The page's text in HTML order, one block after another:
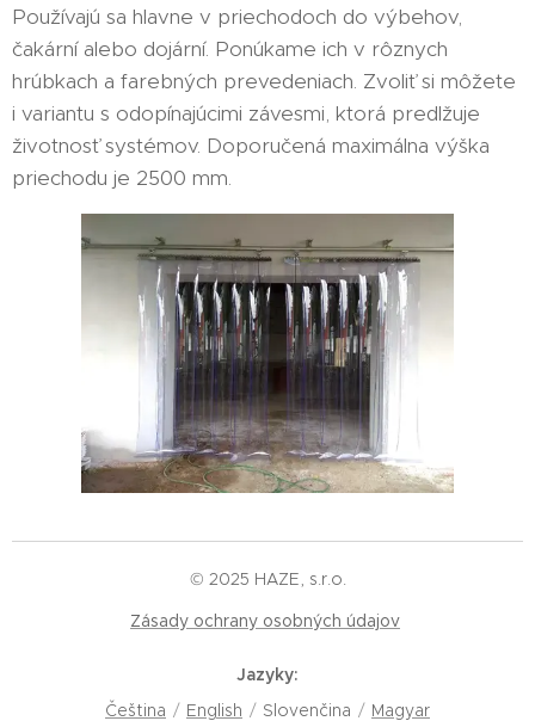
Používajú sa hlavne v priechodoch do výbehov,
čakární alebo dojární. Ponúkame ich v rôznych
hrúbkach a farebných prevedeniach. Zvoliť si môžete
i variantu s odopínajúcimi závesmi, ktorá predlžuje
životnosť systémov. Doporučená maximálna výška
priechodu je 2500 mm.
© 2025 HAZE, s.r.o.
Zásady ochrany osobných údajov
Jazyky
Čeština
English Slovenčina Magyar